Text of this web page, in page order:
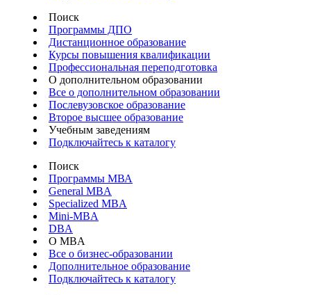
Поиск
Программы ДПО
Дистанционное образование
Курсы повышения квалификации
Профессиональная переподготовка
О дополнительном образовании
Все о дополнительном образовании
Послевузовское образование
Второе высшее образование
Учебным заведениям
Подключайтесь к каталогу
Поиск
Программы МВА
General MBA
Specialized MBA
Mini-MBA
DBA
О MBA
Все о бизнес-образовании
Дополнительное образование
Подключайтесь к каталогу